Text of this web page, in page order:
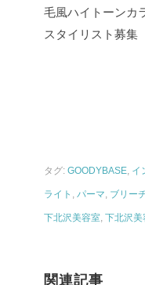
毛風ハイトーンカ
スタイリスト募集
タグ: GOODYBASE, イ
ライト , パーマ, ブリー
下北沢美容室, 下北沢美
関連記事